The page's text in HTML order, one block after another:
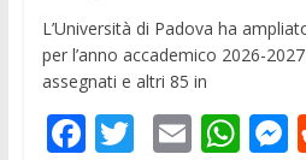
L’Università di Padova ha
per l’anno accademico 2026-
assegnati e altri 85 in
F T E W